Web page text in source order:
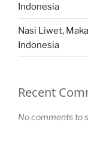
Indonesia
Nasi Liwet,
Indonesia
Recent
No comments to